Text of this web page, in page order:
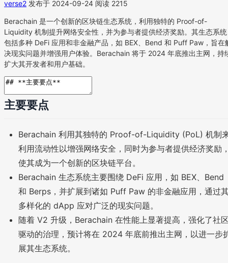
verse2 发布于 2024-09-24 阅读 2215
Berachain 是一个创新的区块链生态系统，利用独特的 Proof-of-
Liquidity 机制提升网络安全性，并为参与者提供经济奖励。其生态系统
包括多种 DeFi 应用和非金融产品，如 BEX、Bend 和 Puff Paw，旨在
决现实问题并增强用户体验。Berachain 将于 2024 年底推出主网，持
扩大其开发者和用户基础。
主要要点
Berachain 利用其独特的 Proof-of-Liquidity (PoL) 机制
利用流动性以增强网络安全，同时为参与者提供经济奖励
使其成为一个创新的区块链平台。
Berachain 生态系统主要围绕 DeFi 应用，如 BEX、Bend
和 Berps，并扩展到诸如 Puff Paw 的非金融应用，通过
多样化的 dApp 应对广泛的现实问题。
随着 V2 升级，Berachain 在性能上显著提高，强化了社
驱动的治理，预计将在 2024 年底前推出主网，以进一步
展其生态系统。